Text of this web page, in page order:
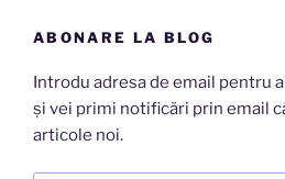
ABONARE LA BLOG
Introdu adresa de email pentru
și vei primi notificări prin email
articole noi.